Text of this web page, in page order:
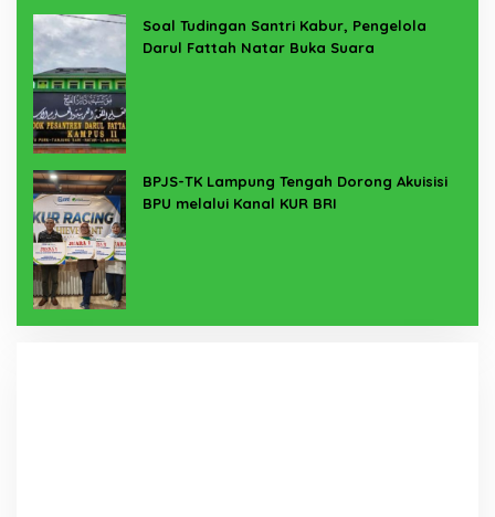
Soal Tudingan Santri Kabur, Pengelola
Darul Fattah Natar Buka Suara
BPJS-TK Lampung Tengah Dorong Akuisisi
BPU melalui Kanal KUR BRI